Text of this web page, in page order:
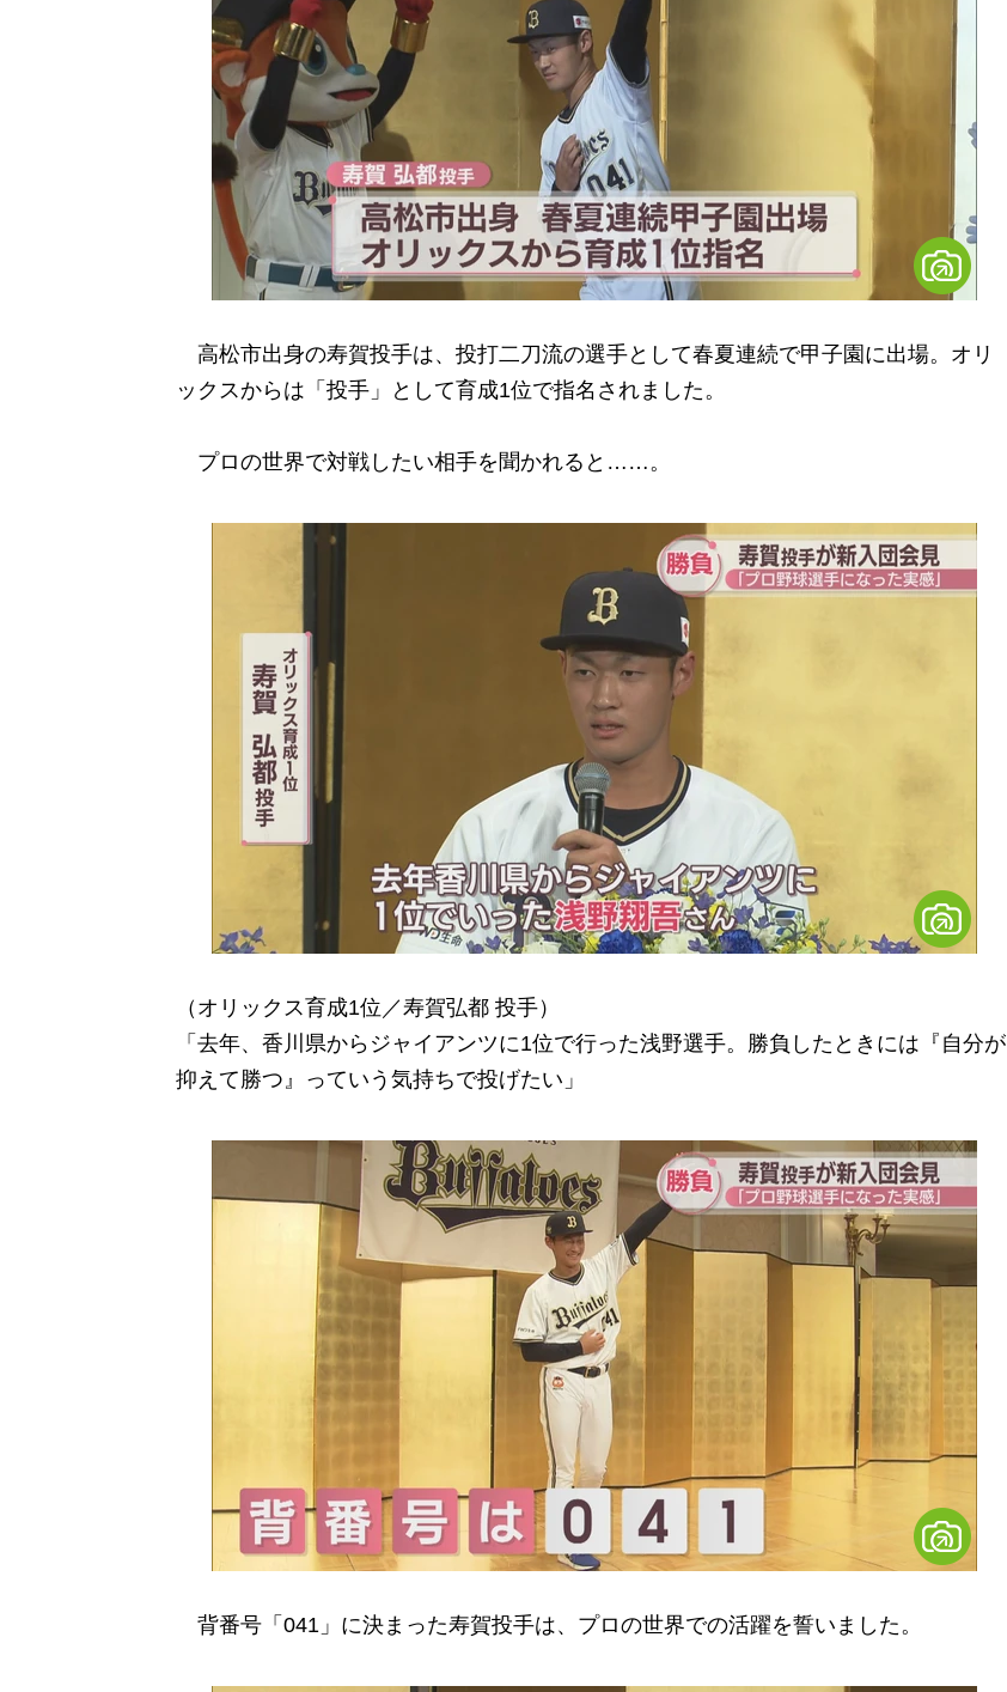
高松市出身の寿賀投手は、投打二刀流の選手として春夏連続で甲子園に出場。オリ
ックスからは「投手」として育成1位で指名されました。
プロの世界で対戦したい相手を聞かれると……。
（オリックス育成1位／寿賀弘都 投手）
「去年、香川県からジャイアンツに1位で行った浅野選手。勝負したときには『自分が
抑えて勝つ』っていう気持ちで投げたい」
背番号「041」に決まった寿賀投手は、プロの世界での活躍を誓いました。